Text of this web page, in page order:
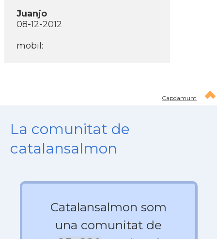
Juanjo
08-12-2012
mobil:
Capdamunt
La comunitat de
catalansalmon
Catalansalmon som
una comunitat de